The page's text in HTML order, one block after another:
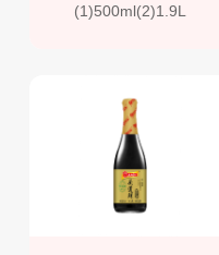
(1)500ml(2)1.9L